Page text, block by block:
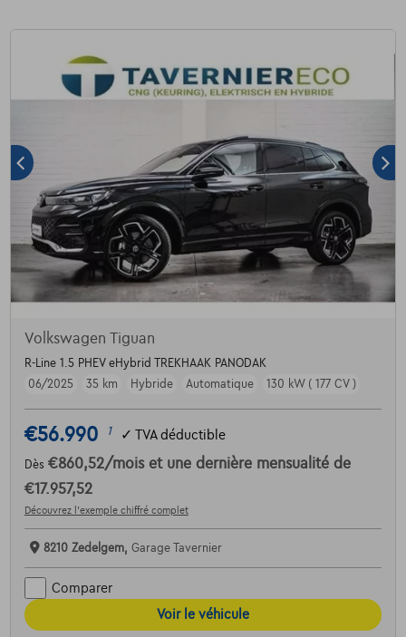
Volkswagen Tiguan
R-Line 1.5 PHEV eHybrid TREKHAAK PANODAK
06/2025
35 km Hybride Automatique 130 kW ( 177 CV )
€56.990 1 ✓ TVA déductible
Dès €860,52/mois et une dernière mensualité de
€17.957,52
Découvrez l’exemple chiffré complet
8210 Zedelgem, Garage Tavernier
Comparer
Voir le véhicule